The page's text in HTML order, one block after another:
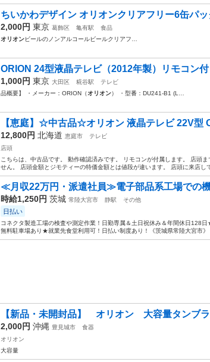
ちいかわデザイン オリオンクリアフリー6缶パッ
2,000円 東京 葛飾区 亀有駅
食品
オリオンビールのノンアルコールビールクリアフ…
ORION 24型液晶テレビ（2012年製）リモコン付
1,000円 東京 大田区 糀谷駅
テレビ
品概要】 ・メーカー：ORION（オリオン） ・型番：DU241-B1 (L…
【恵庭】☆中古品☆オリオン 液晶テレビ 22V型
12,800円 北海道 恵庭市
テレビ
店頭
こちらは、中古品です。 動作確認済みです。 リモコンが付属します。 店頭
せん。 店頭金額とジモティーの特価金額とは値段が違います。 店頭に来店し
≪月収22万円・派遣社員≫電子部品系工場での
時給1,250円 茨城 常陸大宮市 静駅 その他
日払い
コネクタ製造工場の検査や測定作業！日勤専属＆土日祝休み＆年間休日128
無料駐車場あり★就業先食堂利用可！日払い制度あり！《茨城県常陸大宮市
【新品・未開封品】 オリオン 大容量タンブ
2,000円 沖縄 豊見城市
食器
オリオン
大容量